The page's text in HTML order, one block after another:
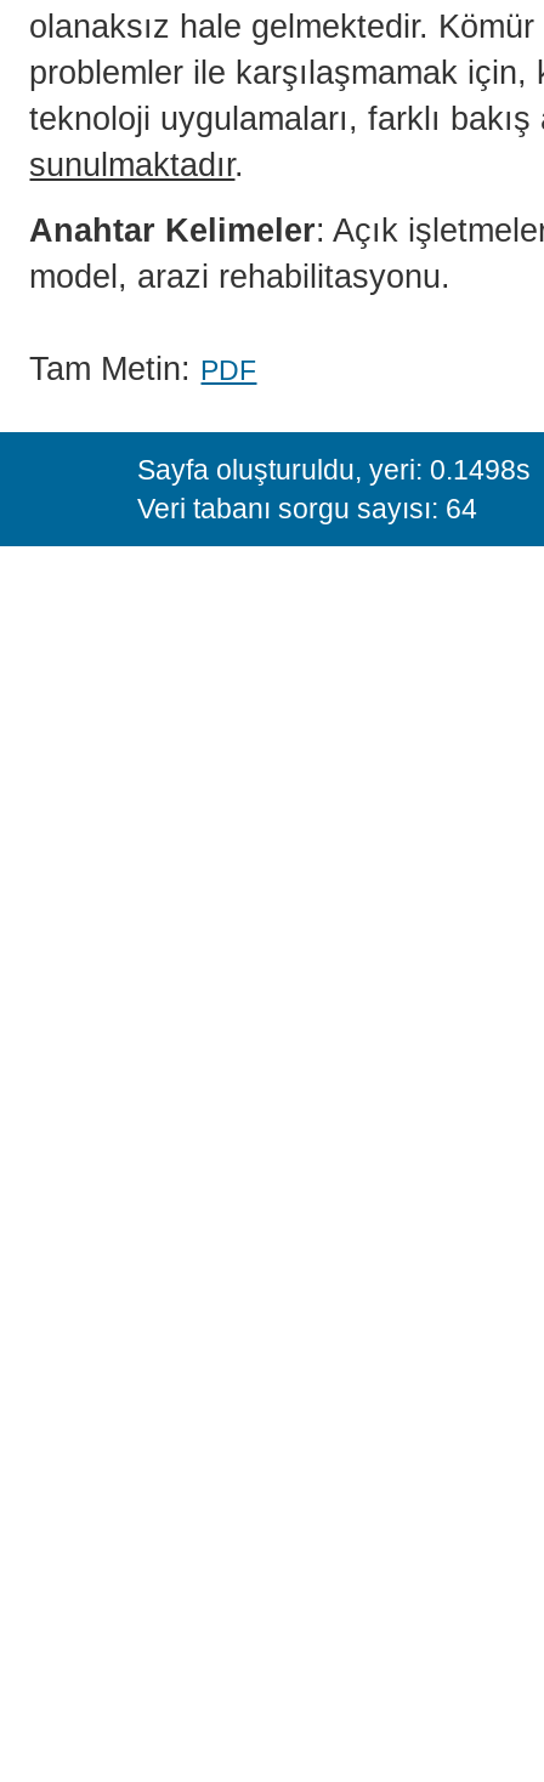
olanaksız hale gelmektedir.
problemler ile karşılaşmamak için,
teknoloji uygulamaları, farklı bakış
sunulmaktadır.
Anahtar Kelimeler: Açık
model, arazi rehabilitasyonu.
Tam Metin: PDF
Sayfa oluşturuldu, yeri: 0.1498s
Veri tabanı sorgu sayısı: 64